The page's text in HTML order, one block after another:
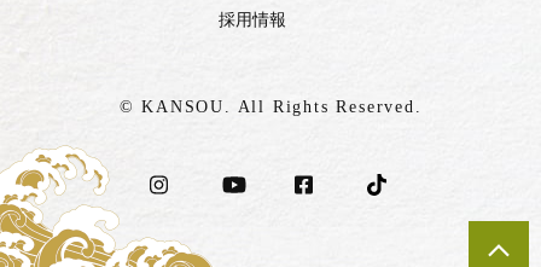
採用情報
© KANSOU. All Rights Reserved.